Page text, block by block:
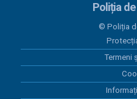
Poliția
© Poliția
Termeni